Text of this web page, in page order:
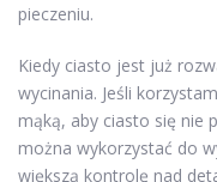
pieczeniu.
Kiedy ciasto jest już
wycinania. Jeśli
mąką, aby ciasto się nie
można wykorzystać do
większą kontrolę nad